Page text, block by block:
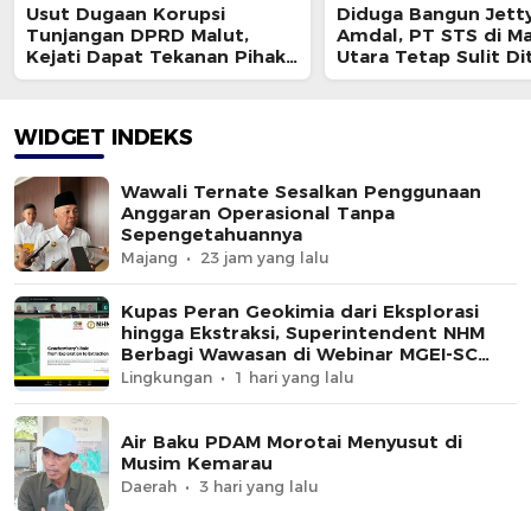
Usut Dugaan Korupsi
Tunjangan DPRD Malut,
Kejati Dapat Tekanan Pihak
Luar
Diduga Bangun
Amdal, PT STS di
Utara Tetap Sulit
WIDGET INDEKS
Wawali Ternate Sesalkan Penggunaan
Anggaran Operasional Tanpa
Sepengetahuannya
Majang 23 jam yang lalu
Kupas Peran Geokimia dari Eksplorasi
hingga Ekstraksi, Superintendent NHM
Berbagi Wawasan di Webinar MGEI-SC
UNG
Lingkungan 1 hari yang lalu
Air Baku PDAM Morotai Menyusut di
Musim Kemarau
Daerah 3 hari yang lalu